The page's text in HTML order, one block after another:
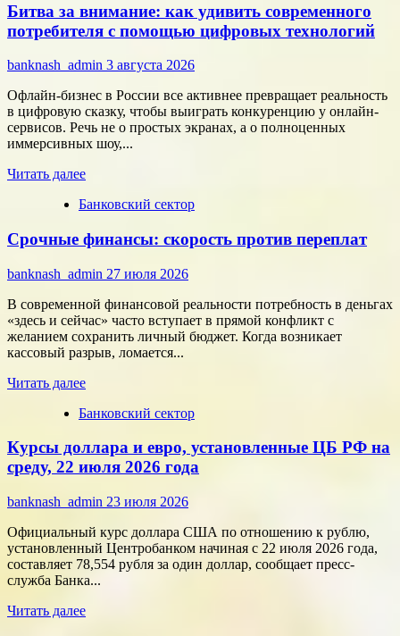
сотрудников:
как
собрать
команду,
которая
работает
на
результат
Битва за внимание: как удивить современного
потребителя с помощью цифровых технологий
banknash_admin 3 августа 2026
Офлайн-бизнес в России все активнее превращает реальность
в цифровую сказку, чтобы выиграть конкуренцию у онлайн-
сервисов. Речь не о простых экранах, а о полноценных
иммерсивных шоу,...
Читать далееПрочитать
о
за
внимание:
как
удивить
современного
потребителя
с
помощью
технологий
Банковский сектор
Срочные финансы: скорость против переплат
banknash_admin 27 июля 2026
В современной финансовой реальности потребность в деньгах
«здесь и сейчас» часто вступает в прямой конфликт с
желанием сохранить личный бюджет. Когда возникает
кассовый разрыв, ломается...
Читать далееПрочитать
о
финансы:
скорость
против
переплат
Банковский сектор
Курсы доллара и евро, установленные ЦБ РФ на
среду, 22 июля 2026 года
banknash_admin 23 июля 2026
Официальный курс доллара США по отношению к рублю,
установленный Центробанком начиная с 22 июля 2026 года,
составляет 78,554 рубля за один доллар, сообщает пресс-
служба Банка...
Читать далееПрочитать